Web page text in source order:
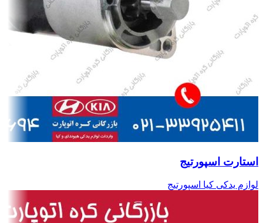
استارت اسپورتیج
لوازم یدکی کیا اسپورتیج